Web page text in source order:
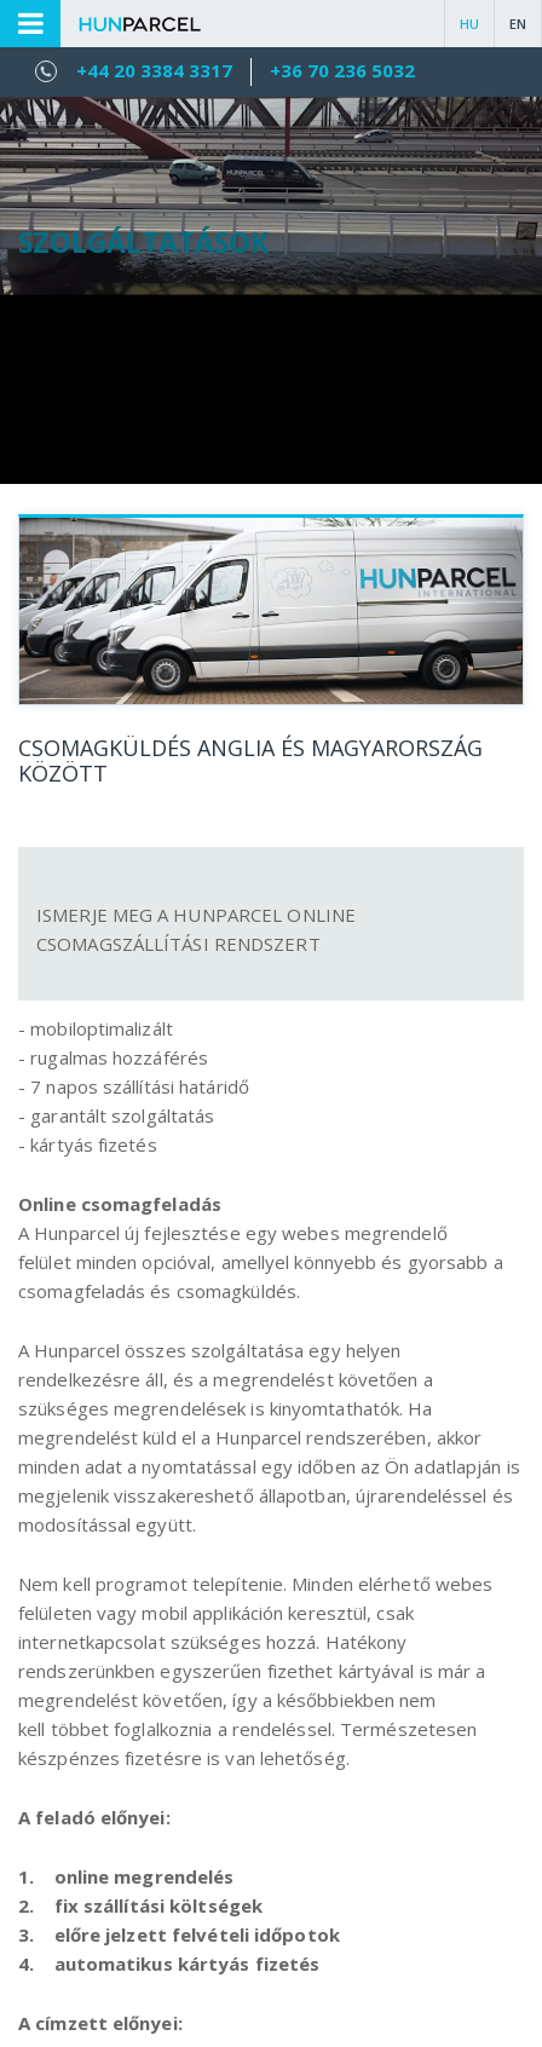
EN
HU
+44 20 3384 3317 +36 70 236 5032
SZOLGÁLTATÁSOK
CSOMAGKÜLDÉS ANGLIA ÉS MAGYARORSZÁG
KÖZÖTT
ISMERJE MEG A HUNPARCEL ONLINE
CSOMAGSZÁLLÍTÁSI RENDSZERT
- mobiloptimalizált
- rugalmas hozzáférés
- 7 napos szállítási határidő
- garantált szolgáltatás
- kártyás fizetés
Online csomagfeladás
A Hunparcel új fejlesztése egy webes megrendelő
felület minden opcióval, amellyel könnyebb és gyorsabb a
csomagfeladás és csomagküldés.
A Hunparcel összes szolgáltatása egy helyen
rendelkezésre áll, és a megrendelést követően a
szükséges megrendelések is kinyomtathatók. Ha
megrendelést küld el a Hunparcel rendszerében, akkor
minden adat a nyomtatással egy időben az Ön adatlapján is
megjelenik visszakereshető állapotban, újrarendeléssel és
modosítással együtt.
Nem kell programot telepítenie. Minden elérhető webes
felületen vagy mobil applikáción keresztül, csak
internetkapcsolat szükséges hozzá. Hatékony
rendszerünkben egyszerűen fizethet kártyával is már a
megrendelést követően, így a későbbiekben nem
kell többet foglalkoznia a rendeléssel. Természetesen
készpénzes fizetésre is van lehetőség.
A feladó előnyei:
1. online megrendelés
2. fix szállítási költségek
3. előre jelzett felvételi időpotok
4. automatikus kártyás fizetés
A címzett előnyei: